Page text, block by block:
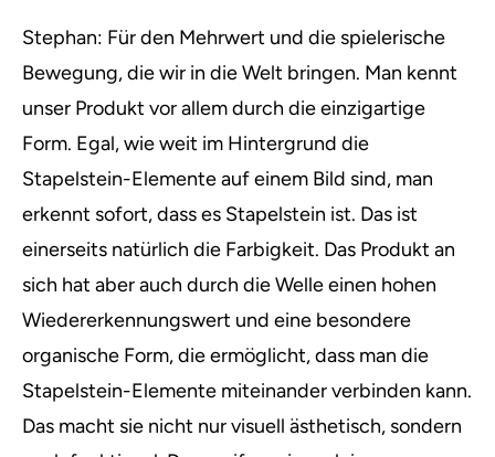
Stephan: Für den Mehrwert und die spielerische
Bewegung, die wir in die Welt bringen. Man kennt
unser Produkt vor allem durch die einzigartige
Form. Egal, wie weit im Hintergrund die
Stapelstein-Elemente auf einem Bild sind, man
erkennt sofort, dass es Stapelstein ist. Das ist
einerseits natürlich die Farbigkeit. Das Produkt an
sich hat aber auch durch die Welle einen hohen
Wiedererkennungswert und eine besondere
organische Form, die ermöglicht, dass man die
Stapelstein-Elemente miteinander verbinden kann.
Das macht sie nicht nur visuell ästhetisch, sondern